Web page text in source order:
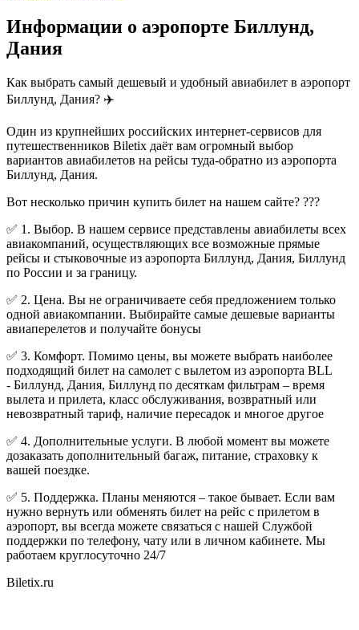
Информации о аэропорте Биллунд,
Дания
Как выбрать самый дешевый и удобный авиабилет в аэропорт
Биллунд, Дания? ✈️
Один из крупнейших российских интернет-сервисов для
путешественников Biletix даёт вам огромный выбор
вариантов авиабилетов на рейсы туда-обратно из аэропорта
Биллунд, Дания.
Вот несколько причин купить билет на нашем сайте? ???
✅ 1. Выбор. В нашем сервисе представлены авиабилеты всех
авиакомпаний, осуществляющих все возможные прямые
рейсы и стыковочные из аэропорта Биллунд, Дания, Биллунд
по России и за границу.
✅ 2. Цена. Вы не ограничиваете себя предложением только
одной авиакомпании. Выбирайте самые дешевые варианты
авиаперелетов и получайте бонусы
✅ 3. Комфорт. Помимо цены, вы можете выбрать наиболее
подходящий билет на самолет с вылетом из аэропорта BLL
- Биллунд, Дания, Биллунд по десяткам фильтрам – время
вылета и прилета, класс обслуживания, возвратный или
невозвратный тариф, наличие пересадок и многое другое
✅ 4. Дополнительные услуги. В любой момент вы можете
дозаказать дополнительный багаж, питание, страховку к
вашей поездке.
✅ 5. Поддержка. Планы меняются – такое бывает. Если вам
нужно вернуть или обменять билет на рейс с прилетом в
аэропорт, вы всегда можете связаться с нашей Службой
поддержки по телефону, чату или в личном кабинете. Мы
работаем круглосуточно 24/7
Biletix.ru